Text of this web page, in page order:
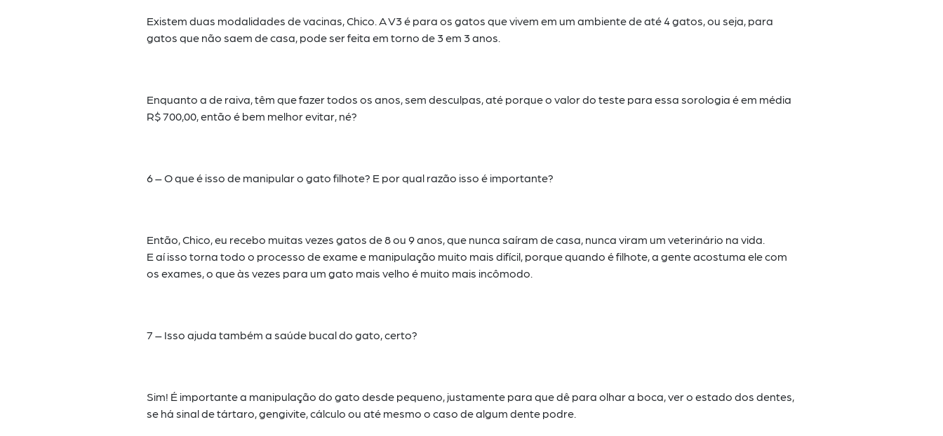
Existem duas modalidades de vacinas, Chico. A V3 é para os gatos que vivem em um ambiente deaté 4 gatos, ou seja, para
gatos que não saem de casa, pode ser feita em torno de 3 em 3 anos.
Enquanto a de raiva, têm que fazer todos os anos, sem desculpas, até porque o valor do teste para essa sorologia é em média
R$ 700,00, então é bem melhor evitar, né?
6 – O que é isso de manipular o gato filhote? E por qual razão isso é importante?
Então, Chico, eu recebo muitas vezes gatos de 8 ou 9 anos, que nunca saíram de casa, nunca viram um veterinário na vida.
E aí isso torna todo o processo de exame e manipulação muito mais difícil, porque quando é filhote,a gente acostuma ele com
os exames, o que às vezes para um gato mais velho é muito mais incômodo.
7 – Isso ajuda também a saúde bucal do gato, certo?
Sim! É importante a manipulação do gato desde pequeno, justamente para que dê para olhar a boca, ver o estado dos dentes,
se há sinal de tártaro, gengivite, cálculo ou até mesmo o caso dealgum dente podre.